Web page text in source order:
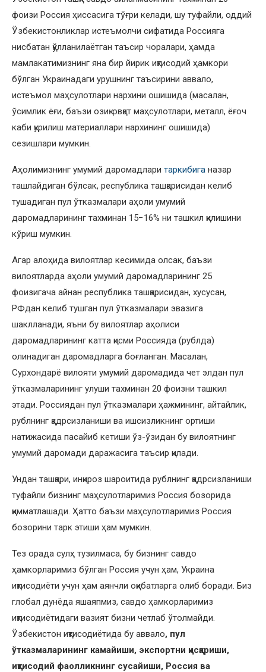
фоизи Россия ҳиссасига тўғри келади, шу туфайли, оддий
Ўзбекистонликлар истеъмолчи сифатида Россияга
нисбатан қўлланилаётган таъсир чоралари, ҳамда
мамлакатимизнинг яна бир йирик иқтисодий ҳамкори
бўлган Украинадаги урушнинг таъсирини аввало,
истеъмол маҳсулотлари нархини ошишида (масалан,
ўсимлик ёғи, баъзи озиқ-овқат маҳсулотлари, металл, ёғоч
каби қурилиш материаллари нархининг ошишида)
сезишлари мумкин.
Аҳолимизнинг умумий даромадлари таркибига назар
ташлайдиган бўлсак, республика ташқарисидан келиб
тушадиган пул ўтказмалари аҳоли умумий
даромадларининг тахминан 15−16% ни ташкил қилишини
кўриш мумкин.
Агар алоҳида вилоятлар кесимида олсак, баъзи
вилоятларда аҳоли умумий даромадларининг 25
фоизигача айнан республика ташқарисидан, хусусан,
РФдан келиб тушган пул ўтказмалари эвазига
шаклланади, яъни бу вилоятлар аҳолиси
даромадларининг катта қисми Россияда (рублда)
олинадиган даромадларга боғланган. Масалан,
Сурхондарё вилояти умумий даромадида чет элдан пул
ўтказмаларининг улуши тахминан 20 фоизни ташкил
этади. Россиядан пул ўтказмалари ҳажмининг, айтайлик,
рублнинг қадрсизланиши ва ишсизликнинг ортиши
натижасида пасайиб кетиши ўз-ўзидан бу вилоятнинг
умумий даромади даражасига таъсир қилади.
Ундан ташқари, инқироз шароитида рублнинг қадрсизланиши
туфайли бизнинг маҳсулотларимиз Россия бозорида
қимматлашади. Ҳатто баъзи маҳсулотларимиз Россия
бозорини тарк этиши ҳам мумкин.
Тез орада сулҳ тузилмаса, бу бизнинг савдо
ҳамкорларимиз бўлган Россия учун ҳам, Украина
иқтисодиёти учун ҳам аянчли оқибатларга олиб боради. Биз
глобал дунёда яшаяпмиз, савдо ҳамкорларимиз
иқтисодиётидаги вазият бизни четлаб ўтолмайди.
Ўзбекистон иқтисодиётида бу аввало, пул
ўтказмаларининг камайиши, экспортни қисқариши,
иқтисодий фаолликнинг сусайиши, Россия ва